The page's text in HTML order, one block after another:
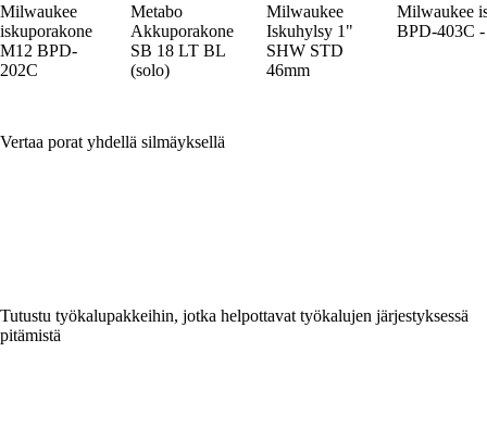
Milwaukee
iskuporakone
M12 BPD-
202C
Metabo
Akkuporakone
SB 18 LT BL
(solo)
Milwaukee
Iskuhylsy 1"
SHW STD
46mm
Milwaukee
BPD-403C
Vertaa porat yhdellä silmäyksellä
Tutustu työkalupakkeihin, jotka helpottavat työkalujen järjestyksessä
pitämistä